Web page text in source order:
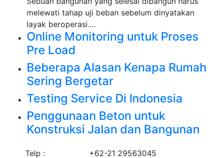
melewati tahap uji beban sebelum dinyatakan
layak beroperasi.…
Online Monitoring untuk Proses
Pre Load
Beberapa Alasan Kenapa Rumah
Sering Bergetar
Testing Service Di Indonesia
Penggunaan Beton untuk
Konstruksi Jalan dan Bangunan
Telp :
+62-21 29563045